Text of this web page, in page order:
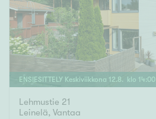
ENSIESITTELY Keskiviikkona 12.8. klo 14:00
Lehmustie 21
Leinelä, Vantaa